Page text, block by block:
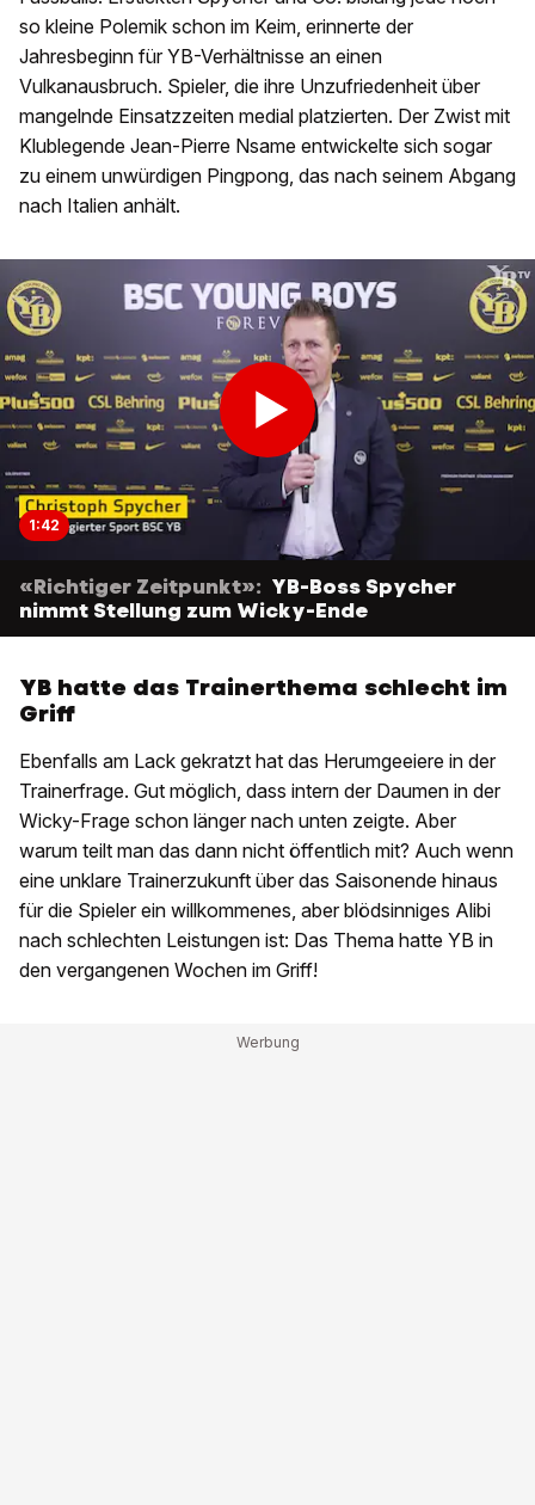
so kleine Polemik schon im Keim, erinnerte der
Jahresbeginn für YB-Verhältnisse an einen
Vulkanausbruch. Spieler, die ihre Unzufriedenheit über
mangelnde Einsatzzeiten medial platzierten. Der Zwist mit
Klublegende Jean-Pierre Nsame entwickelte sich sogar
zu einem unwürdigen Pingpong, das nach seinem Abgang
nach Italien anhält.
1:42
«Richtiger Zeitpunkt»: YB-Boss Spycher
nimmt Stellung zum Wicky-Ende
YB hatte das Trainerthema schlecht im
Griff
Ebenfalls am Lack gekratzt hat das Herumgeeiere in der
Trainerfrage. Gut möglich, dass intern der Daumen in der
Wicky-Frage schon länger nach unten zeigte. Aber
warum teilt man das dann nicht öffentlich mit? Auch wenn
eine unklare Trainerzukunft über das Saisonende hinaus
für die Spieler ein willkommenes, aber blödsinniges Alibi
nach schlechten Leistungen ist: Das Thema hatte YB in
den vergangenen Wochen im Griff!